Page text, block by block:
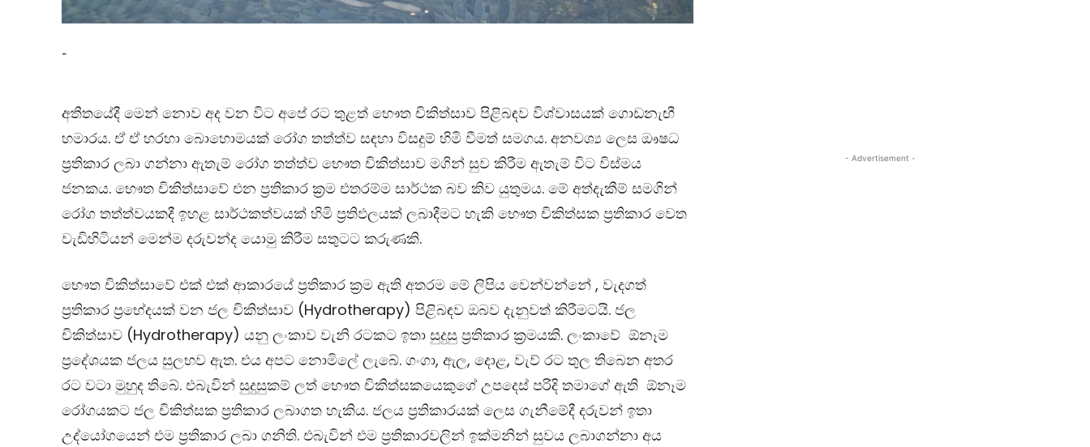
-
අතීතයේදී මෙන් නොව අද වන විට අපේ රට තුළත් භෞත චිකිත්සාව පිළිබඳව විශ්වාසයක් ගොඩනැඟී
හමාරය. ඒ ඒ හරහා බොහොමයක් රෝග තත්ත්ව සඳහා විසදුම් හිමි වීමත් සමගය. අනවශ්‍ය ලෙස ඖෂධ
ප්‍රතිකාර ලබා ගන්නා ඇතැම් රෝග තත්ත්ව භෞත චිකිත්සාව මගින් සුව කිරීම ඇතැම් විට විස්මය
ජනකය. භෞත චිකිත්සාවේ එන ප්‍රතිකාර ක්‍රම එතරම්ම සාර්ථක බව කිව යුතුමය. මේ අත්දැකීම් සමගින්
රෝග තත්ත්වයකදී ඉහළ සාර්ථකත්වයක් හිමි ප්‍රතිඵලයක් ලබාදීමට හැකි භෞත චිකිත්සක ප්‍රතිකාර වෙත
වැඩිහිටියන් මෙන්ම දරුවන්ද යොමු කිරීම සතුටට කරුණකි.
භෞත චිකිත්සාවේ එක් එක් ආකාරයේ ප්‍රතිකාර ක්‍රම ඇති අතරම මේ ලිපිය වෙන්වන්නේ , වැදගත්
ප‍්‍රතිකාර ප‍්‍රභේදයක් වන ජල චිකිත්සාව (Hydrotherapy) පිළිබඳව ඔබව දැනුවත් කිරීමටයි. ජල
චිකිත්සාව (Hydrotherapy) යනු ලංකාව වැනි රටකට ඉතා සුදුසු ප‍්‍රතිකාර ක‍්‍රමයකි. ලංකාවේ ඕනෑම
ප‍්‍රදේශයක ජලය සුලභව ඇත. එය අපට නොමිලේ ලැබේ. ගංගා, ඇල, දොළ, වැව් රට තුල තිබෙන අතර
රට වටා මුහුද තිබේ. එබැවින් සුදුසුකම් ලත් භෞත චිකිත්සකයෙකුගේ උපදෙස් පරිදි තමාගේ ඇති ඕනෑම
රෝගයකට ජල චිකිත්සක ප‍්‍රතිකාර ලබාගත හැකිය. ජලය ප‍්‍රතිකාරයක් ලෙස ගැනීමේදී දරුවන් ඉතා
උද්යෝගයෙන් එම ප‍්‍රතිකාර ලබා ගනිති. එබැවින් එම ප‍්‍රතිකාරවලින් ඉක්මනින් සුවය ලබාගන්නා අය
- Advertisement -